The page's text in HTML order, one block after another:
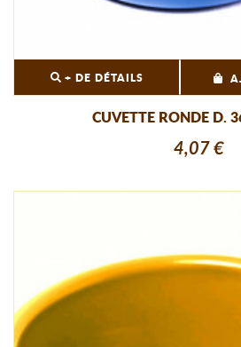
+ DE DÉTAILS
CUVETTE RONDE D.
4,07 €